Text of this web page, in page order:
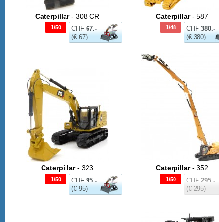
Caterpillar- 308 CR
CHF 67.-
(€ 67)
1/50
Caterpillar- 587
CHF 380.-
(€ 380)
1/48
Caterpillar- 323
CHF 95.-
(€ 95)
1/50
Caterpillar- 352
CHF 295.-
(€ 295)
1/50